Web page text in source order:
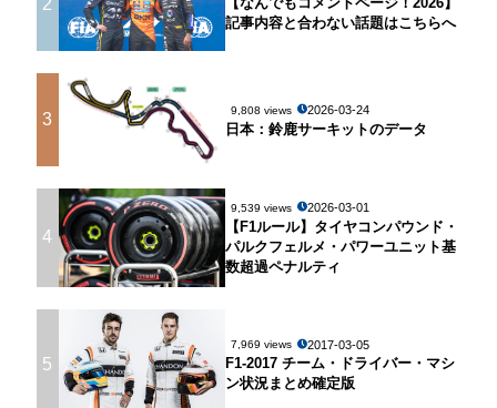
記事内容と合わない話題はこちらへ
3 9,808 views 2026-03-24
日本：鈴鹿サーキットのデータ
4
9,539 views 2026-03-01
【F1ルール】タイヤコンパウンド・
パルクフェルメ・パワーユニット基
数超過ペナルティ
5
7,969 views 2017-03-05
F1-2017 チーム・ドライバー・マシ
ン状況まとめ確定版